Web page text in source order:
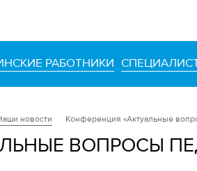
РАБОТНИКИ
новости Конференция «Актуальные
ВОПРОСЫ